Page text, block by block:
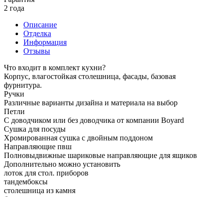
2 года
Описание
Отделка
Информация
Отзывы
Что входит в комплект кухни?
Корпус, влагостойкая столешница, фасады, базовая
фурнитура.
Ручки
Различные варианты дизайна и материала на выбор
Петли
С доводчиком или без доводчика от компании Boyard
Сушка для посуды
Хромированная сушка с двойным поддоном
Направляющие пвш
Полновыдвижные шариковые направляющие для ящиков
Дополнительно можно установить
лоток для стол. приборов
тандембоксы
столешница из камня